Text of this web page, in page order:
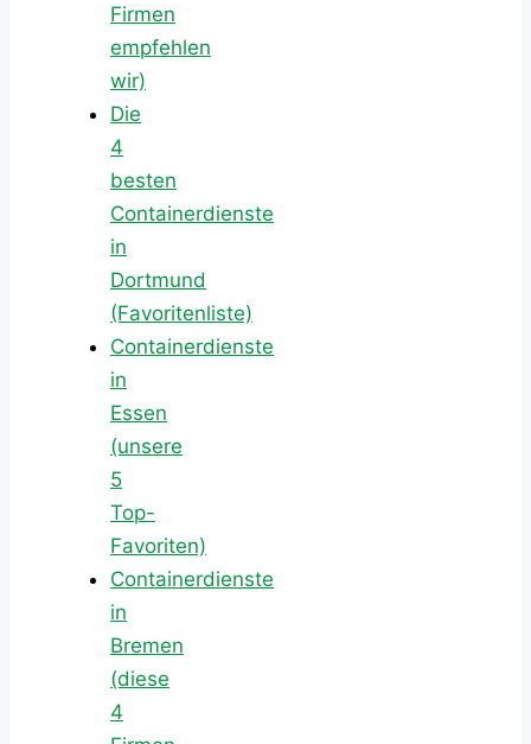
Firmen
empfehlen
wir)
Die
4
besten
Containerdienste
in
Dortmund
(Favoritenliste)
Containerdienste
in
Essen
(unsere
5
Top-
Favoriten)
Containerdienste
in
Bremen
(diese
4